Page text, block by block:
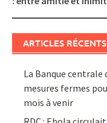
ARTICLES RÉCENTS
La Banque centrale
mesures fermes
mois à venir